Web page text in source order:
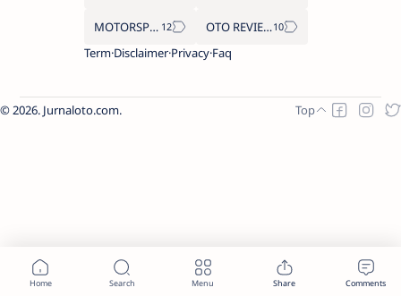
MOTORSPORT
OTO REVIEW
Term Disclaimer Privacy Faq
2026. Jurnaloto.com.